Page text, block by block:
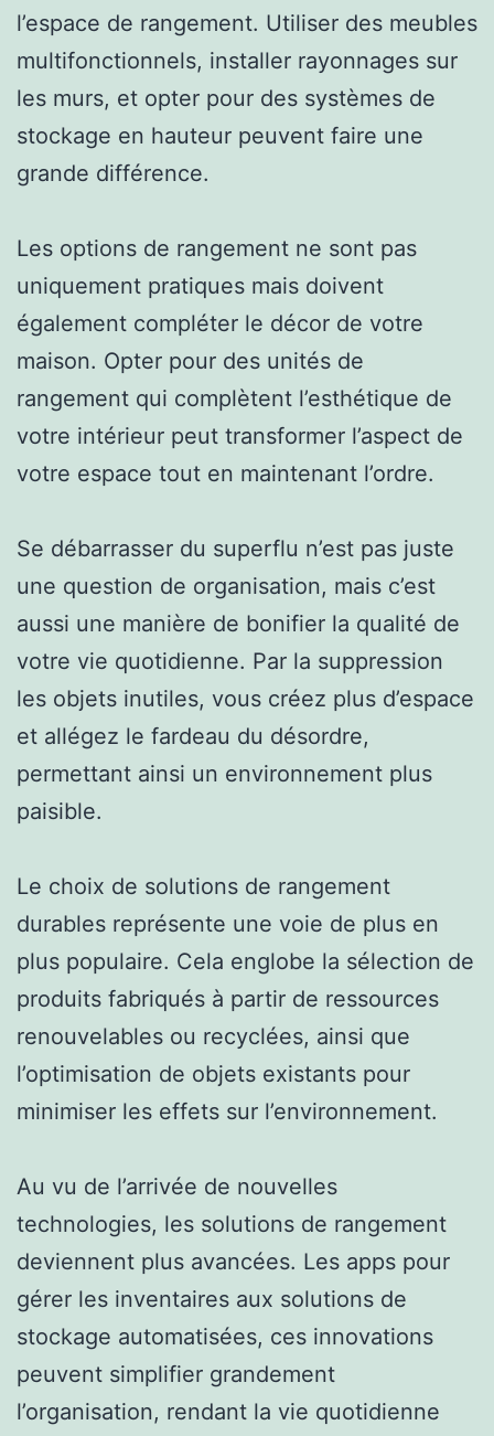
l’espace de rangement. Utiliser des meubles
multifonctionnels, installer rayonnages sur
les murs, et opter pour des systèmes de
stockage en hauteur peuvent faire une
grande différence.
Les options de rangement ne sont pas
uniquement pratiques mais doivent
également compléter le décor de votre
maison. Opter pour des unités de
rangement qui complètent l’esthétique de
votre intérieur peut transformer l’aspect de
votre espace tout en maintenant l’ordre.
Se débarrasser du superflu n’est pas juste
une question de organisation, mais c’est
aussi une manière de bonifier la qualité de
votre vie quotidienne. Par la suppression
les objets inutiles, vous créez plus d’espace
et allégez le fardeau du désordre,
permettant ainsi un environnement plus
paisible.
Le choix de solutions de rangement
durables représente une voie de plus en
plus populaire. Cela englobe la sélection de
produits fabriqués à partir de ressources
renouvelables ou recyclées, ainsi que
l’optimisation de objets existants pour
minimiser les effets sur l’environnement.
Au vu de l’arrivée de nouvelles
technologies, les solutions de rangement
deviennent plus avancées. Les apps pour
gérer les inventaires aux solutions de
stockage automatisées, ces innovations
peuvent simplifier grandement
l’organisation, rendant la vie quotidienne